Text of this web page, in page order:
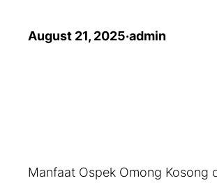
August 21, 2025·admin
Manfaat Ospek Omong Kosong